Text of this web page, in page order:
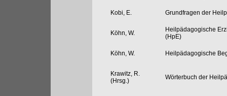
Kobi, E. Grundfragen der
Köhn, W.
Heilpädagogische
(HpE)
Köhn, W. Heilpädagogische
Krawitz, R.
(Hrsg.)
Wörterbuch der